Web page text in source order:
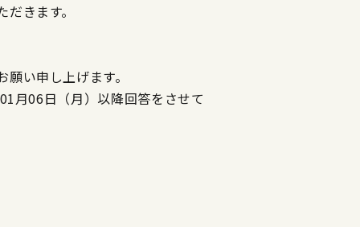
きます。
い申し上げます。
月06日（月）以降回答をさせて